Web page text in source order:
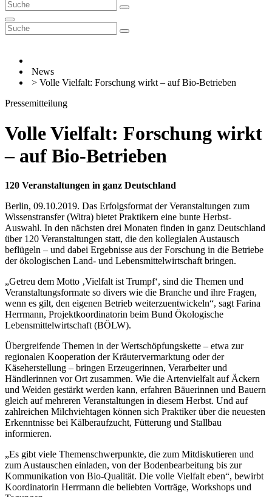
News
> Volle Vielfalt: Forschung wirkt – auf Bio-Betrieben
Pressemitteilung
Volle Vielfalt: Forschung wirkt
– auf Bio-Betrieben
120 Veranstaltungen in ganz Deutschland
Berlin, 09.10.2019. Das Erfolgsformat der Veranstaltungen zum
Wissenstransfer (Witra) bietet Praktikern eine bunte Herbst-
Auswahl. In den nächsten drei Monaten finden in ganz Deutschland
über 120 Veranstaltungen statt, die den kollegialen Austausch
beflügeln – und dabei Ergebnisse aus der Forschung in die Betriebe
der ökologischen Land- und Lebensmittelwirtschaft bringen.
„Getreu dem Motto ‚Vielfalt ist Trumpf‘, sind die Themen und
Veranstaltungsformate so divers wie die Branche und ihre Fragen,
wenn es gilt, den eigenen Betrieb weiterzuentwickeln“, sagt Farina
Herrmann, Projektkoordinatorin beim Bund Ökologische
Lebensmittelwirtschaft (BÖLW).
Übergreifende Themen in der Wertschöpfungskette – etwa zur
regionalen Kooperation der Kräutervermarktung oder der
Käseherstellung – bringen Erzeugerinnen, Verarbeiter und
Händlerinnen vor Ort zusammen. Wie die Artenvielfalt auf Äckern
und Weiden gestärkt werden kann, erfahren Bäuerinnen und Bauern
gleich auf mehreren Veranstaltungen in diesem Herbst. Und auf
zahlreichen Milchviehtagen können sich Praktiker über die neuesten
Erkenntnisse bei Kälberaufzucht, Fütterung und Stallbau
informieren.
„Es gibt viele Themenschwerpunkte, die zum Mitdiskutieren und
zum Austauschen einladen, von der Bodenbearbeitung bis zur
Kommunikation von Bio-Qualität. Die volle Vielfalt eben“, bewirbt
Koordinatorin Herrmann die beliebten Vorträge, Workshops und